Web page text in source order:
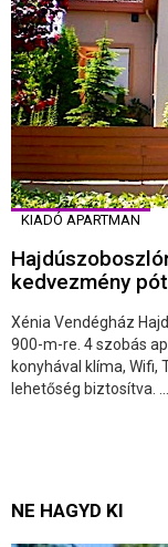
KIADÓ APARTMAN
kedvezmény
Xénia Vendégház
900-m-re. 4 szobás
konyhával klíma, Wifi,
lehetőség biztosítva. ...
NE HAGYD KI